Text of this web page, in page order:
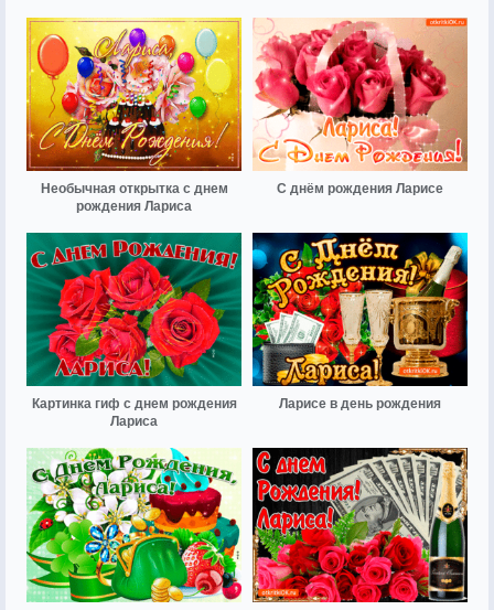
Необычная открытка с днем
рождения Лариса
С днём рождения Ларисе
Картинка гиф с днем рождения
Лариса
Ларисе в день рождения